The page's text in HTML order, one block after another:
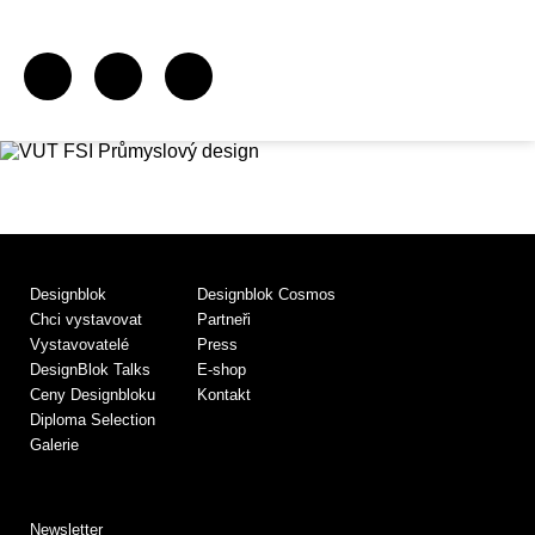
Designblok
Chci vystavovat
Vystavovatelé
DesignBlok Talks
Ceny Designbloku
Diploma Selection
Galerie
Designblok Cosmos
Partneři
Press
E-shop
Kontakt
Newsletter